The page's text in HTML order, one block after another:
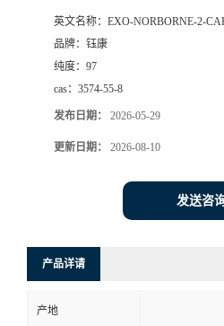
英文名称： EXO-NORBORNE-2-
品牌： 钰康
纯度： 97
cas： 3574-55-8
发布日期： 2026-05-29
更新日期： 2026-08-10
发送咨
产品详请
产地